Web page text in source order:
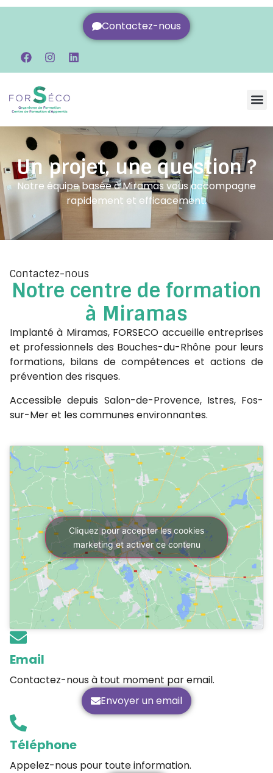
Contactez-nous
Un projet, une question ?
Notre équipe basée à Miramas vous accompagne
rapidement et efficacement.
Contactez-nous
Notre centre de formation
à Miramas
Implanté à Miramas, FORSECO accueille entreprises
et professionnels des Bouches-du-Rhône pour leurs
formations, bilans de compétences et actions de
prévention des risques.
Accessible depuis Salon-de-Provence, Istres, Fos-
sur-Mer et les communes environnantes.
Cliquez pour accepter les cookies
marketing et activer ce contenu
Email
Contactez-nous à tout moment par email.
Envoyer un email
Téléphone
Appelez-nous pour toute information.